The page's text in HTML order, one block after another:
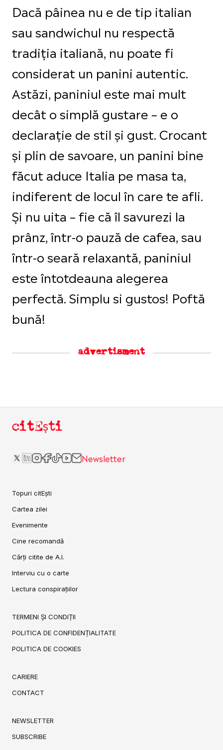
Dacă pâinea nu e de tip italian
sau sandwichul nu respectă
tradiția italiană, nu poate fi
considerat un panini autentic.
Astăzi, paniniul este mai mult
decât o simplă gustare – e o
declarație de stil și gust. Crocant
și plin de savoare, un panini bine
făcut aduce Italia pe masa ta,
indiferent de locul în care te afli.
Și nu uita – fie că îl savurezi la
prânz, într-o pauză de cafea, sau
într-o seară relaxantă, paniniul
este întotdeauna alegerea
perfectă. Simplu si gustos! Poftă
bună!
advertisment
citEști
Newsletter
Topuri citEști
Cartea zilei
Evenimente
Cine recomandă
Cărți citite de A.I.
Interviu cu o carte
Lectura conspirațiilor
TERMENI ȘI CONDIȚII
POLITICA DE CONFIDENȚIALITATE
POLITICA DE COOKIES
CARIERE
CONTACT
NEWSLETTER
SUBSCRIBE